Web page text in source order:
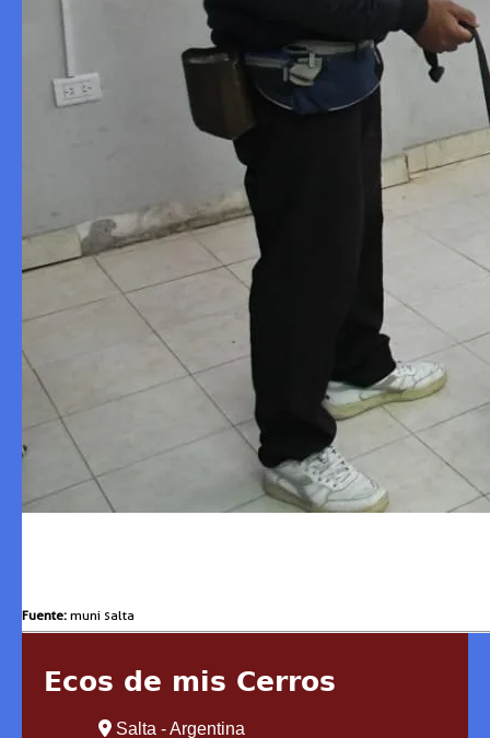
Fuente: muni salta
Ecos de mis Cerros
Salta - Argentina